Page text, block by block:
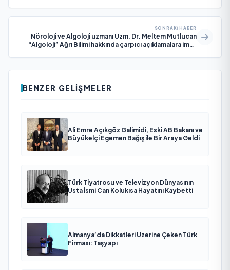
SONRAKI HABER
Nöroloji ve Algoloji uzmanı Uzm. Dr. Meltem Mutlucan
“Algoloji” Ağrı Bilimi hakkında çarpıcı açıklamalara imza
BENZER GELIŞMELER
Ali Emre Açıkgöz Galimidi, Eski AB Bakanı ve
Büyükelçi Egemen Bağış ile Bir Araya Geldi
Türk Tiyatrosu ve Televizyon Dünyasının
Usta İsmi Can Kolukısa Hayatını Kaybetti
Almanya’da Dikkatleri Üzerine Çeken Türk
Firması: Taşyapı